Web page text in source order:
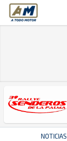
A Todo Motor
NOTICIAS